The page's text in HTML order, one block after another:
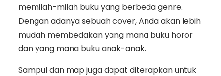
memilah-milah buku yang berbeda genre.
Dengan adanya sebuah cover, Anda akan lebih
mudah membedakan yang mana buku horor
dan yang mana buku anak-anak.
Sampul dan map juga dapat diterapkan untuk